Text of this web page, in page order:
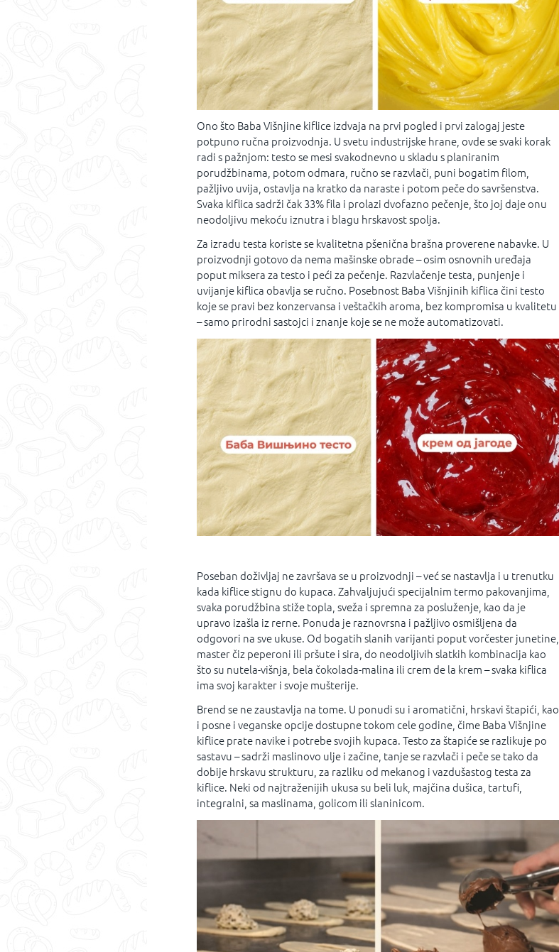
Ono što Baba Višnjine kiflice izdvaja na prvi pogled i prvi zalogaj jeste
potpuno ručna proizvodnja. U svetu industrijske hrane, ovde se svaki korak
radi s pažnjom: testo se mesi svakodnevno u skladu s planiranim
porudžbinama, potom odmara, ručno se razvlači, puni bogatim filom,
pažljivo uvija, ostavlja na kratko da naraste i potom peče do savršenstva.
Svaka kiflica sadrži čak 33% fila i prolazi dvofazno pečenje, što joj daje onu
neodoljivu mekoću iznutra i blagu hrskavost spolja.
Za izradu testa koriste se kvalitetna pšenična brašna proverene nabavke. U
proizvodnji gotovo da nema mašinske obrade – osim osnovnih uređaja
poput miksera za testo i peći za pečenje. Razvlačenje testa, punjenje i
uvijanje kiflica obavlja se ručno. Posebnost Baba Višnjinih kiflica čini testo
koje se pravi bez konzervansa i veštačkih aroma, bez kompromisa u kvalitetu
– samo prirodni sastojci i znanje koje se ne može automatizovati.
Poseban doživljaj ne završava se u proizvodnji – već se nastavlja i u trenutku
kada kiflice stignu do kupaca. Zahvaljujući specijalnim termo pakovanjima,
svaka porudžbina stiže topla, sveža i spremna za posluženje, kao da je
upravo izašla iz rerne. Ponuda je raznovrsna i pažljivo osmišljena da
odgovori na sve ukuse. Od bogatih slanih varijanti poput vorčester junetine,
master čiz peperoni ili pršute i sira, do neodoljivih slatkih kombinacija kao
što su nutela-višnja, bela čokolada-malina ili crem de la krem – svaka kiflica
ima svoj karakter i svoje mušterije.
Brend se ne zaustavlja na tome. U ponudi su i aromatični, hrskavi štapići, kao
i posne i veganske opcije dostupne tokom cele godine, čime Baba Višnjine
kiflice prate navike i potrebe svojih kupaca. Testo za štapiće se razlikuje po
sastavu – sadrži maslinovo ulje i začine, tanje se razvlači i peče se tako da
dobije hrskavu strukturu, za razliku od mekanog i vazdušastog testa za
kiflice. Neki od najtraženijih ukusa su beli luk, majčina dušica, tartufi,
integralni, sa maslinama, golicom ili slaninicom.